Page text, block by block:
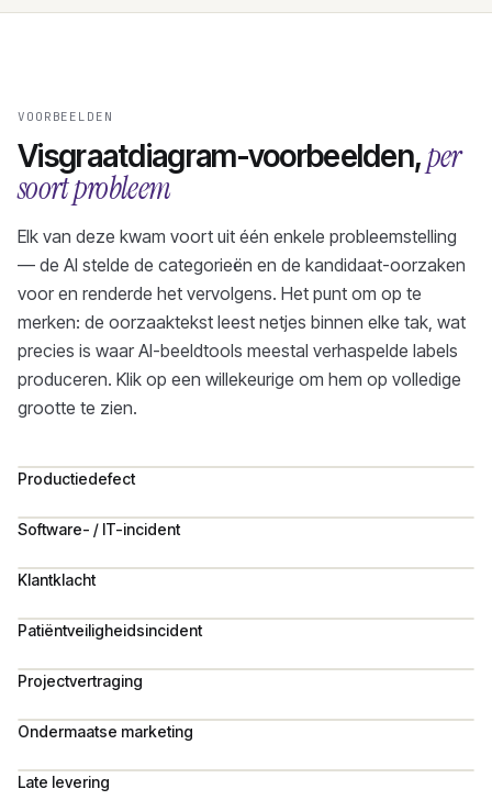
VOORBEELDEN
Visgraatdiagram-voorbeelden,per
soort probleem
Elk van deze kwam voort uit één enkele probleemstelling
— de AI stelde de categorieën en de kandidaat-oorzaken
voor en renderde het vervolgens. Het punt om op te
merken: de oorzaaktekst leest netjes binnen elke tak, wat
precies is waar AI-beeldtools meestal verhaspelde labels
produceren. Klik op een willekeurige om hem op volledige
grootte te zien.
Productiedefect
Software- / IT-incident
Klantklacht
Patiëntveiligheidsincident
Projectvertraging
Ondermaatse marketing
Late levering